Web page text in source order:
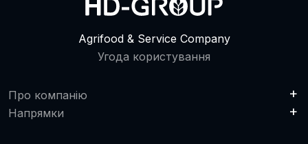
Agrifood & Service Company
Угода користування
Про компанію
Напрямки